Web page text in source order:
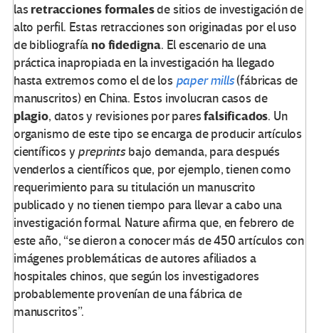
las retracciones formalesde sitios de investigación de
alto perfil. Estas retracciones son originadas por el uso
de bibliografía no fidedigna. El escenario de una
práctica inapropiada en la investigación ha llegado
hasta extremos como el de los paper mills(fábricas de
manuscritos) en China. Estos involucran casos de
plagio, datos y revisiones por paresfalsificados. Un
organismo de este tipo se encarga de producir artículos
científicos y preprintsbajo demanda, para después
venderlos a científicos que, por ejemplo, tienen como
requerimiento para su titulación un manuscrito
publicado y no tienen tiempo para llevar a cabo una
investigación formal. Nature afirma que, en febrero de
este año, “se dieron a conocer más de 450 artículos con
imágenes problemáticas de autores afiliados a
hospitales chinos, que según los investigadores
probablemente provenían de una fábrica de
manuscritos”.